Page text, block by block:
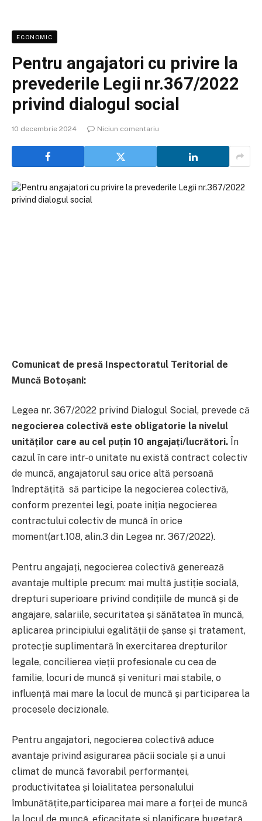
ECONOMIC
Pentru angajatori cu privire la
prevederile Legii nr.367/2022
privind dialogul social
10 decembrie 2024 Niciun comentariu
Comunicat de presă Inspectoratul Teritorial de
Muncă Botoșani:
Legea nr. 367/2022 privind Dialogul Social, prevede că
negocierea colectivă este obligatorie la nivelul
unităților care au cel puțin 10 angajați/lucrători. În
cazul în care intr-o unitate nu există contract colectiv
de muncă, angajatorul sau orice altă persoană
îndreptățită să participe la negocierea colectivă,
conform prezentei legi, poate iniția negocierea
contractului colectiv de muncă în orice
moment(art.108, alin.3 din Legea nr. 367/2022).
Pentru angajați, negocierea colectivă generează
avantaje multiple precum: mai multă justiție socială,
drepturi superioare privind condițiile de muncă și de
angajare, salariile, securitatea și sănătatea în muncă,
aplicarea principiului egalității de șanse și tratament,
protecție suplimentară în exercitarea drepturilor
legale, concilierea vieții profesionale cu cea de
familie, locuri de muncă și venituri mai stabile, o
influență mai mare la locul de muncă și participarea la
procesele decizionale.
Pentru angajatori, negocierea colectivă aduce
avantaje privind asigurarea păcii sociale și a unui
climat de muncă favorabil performanței,
productivitatea și loialitatea personalului
îmbunătățite,participarea mai mare a forței de muncă
la locul de muncă, eficacitate și planificare bugetară,